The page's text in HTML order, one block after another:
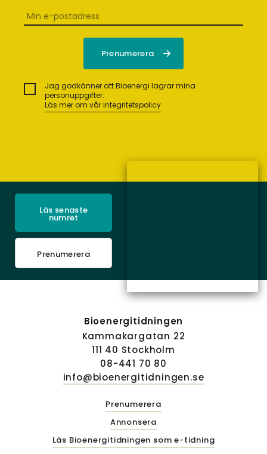
Jag godkänner att Bioenergi lagrar mina
personuppgifter.
Läs mer om vår integritetspolicy
Läs senaste
numret
Prenumerera
Bioenergitidningen
Kammakargatan 22
111 40 Stockholm
08-441 70 80
info@bioenergitidningen.se
Prenumerera
Annonsera
Läs Bioenergitidningen som e-tidning